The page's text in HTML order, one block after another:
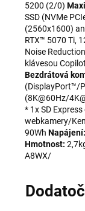
5200 (2/0)
SSD (NVMe
(2560x1600)
RTX™ 5070 Ti,
Noise
klávesou
Bezdrátová
(DisplayPort™/
(8K@60Hz/
* 1x SD
webkamery/
90Wh Napájení:
Hmotnost:
A8WX/